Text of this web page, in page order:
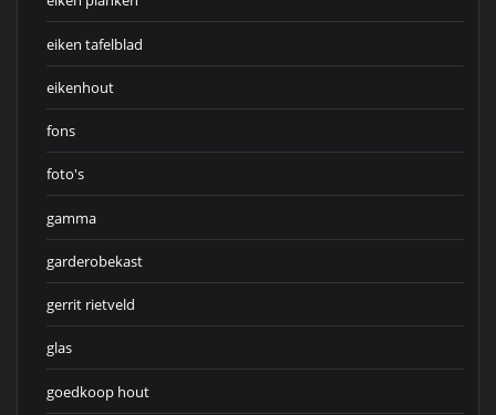
eiken tafelblad
eikenhout
fons
foto's
gamma
garderobekast
gerrit rietveld
glas
goedkoop hout